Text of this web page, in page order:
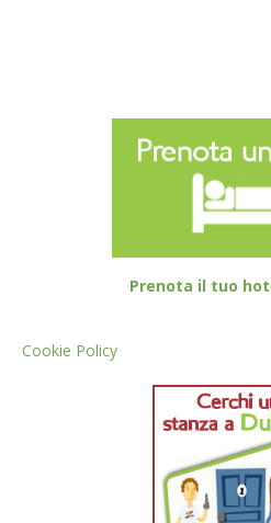
Prenota il tuo
Cookie Policy